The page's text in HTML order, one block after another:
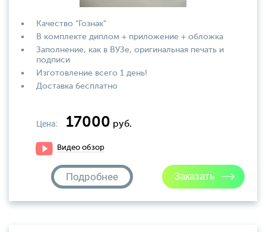
Качество "Гознак"
В комплекте диплом + приложение + обложка
Заполнение, как в ВУЗе, оригинальная печать и
подписи
Изготовление всего 1 день!
Доставка бесплатно
Цена: 17000 руб.
Видео обзор
Подробнее